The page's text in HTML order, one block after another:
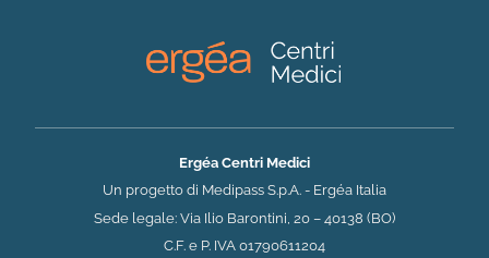
Ergéa Centri Medici
Un progetto di Medipass S.p.A. - Ergéa Italia
Sede legale: Via Ilio Barontini, 20 – 40138 (BO)
C.F. e P. IVA 01790611204